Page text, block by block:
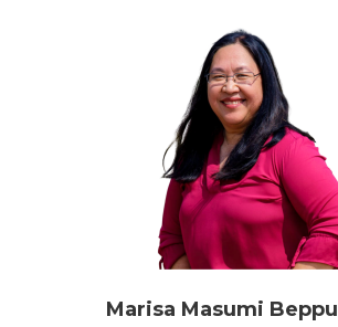
Marisa Masumi Beppu